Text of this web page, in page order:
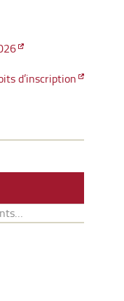
d’inscription